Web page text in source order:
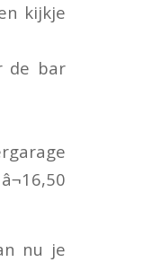
kijkje
de bar
nu je